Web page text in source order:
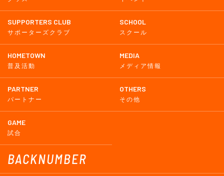
SUPPORTERS CLUB
サポーターズクラブ
SCHOOL
スクール
HOMETOWN
普及活動
MEDIA
メディア情報
PARTNER
パートナー
OTHERS
その他
GAME
試合
BACKNUMBER